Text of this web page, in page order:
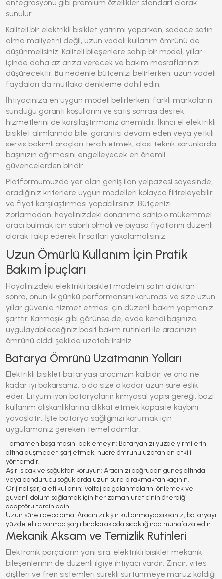
entegrasyonu gibi premium özellikler standart olarak
sunulur.
Kaliteli bir elektrikli bisiklet yatırımı yaparken, sadece satın
alma maliyetini değil, uzun vadeli kullanım ömrünü de
düşünmelisiniz. Kaliteli bileşenlere sahip bir model, yıllar
içinde daha az arıza verecek ve bakım masraflarınızı
düşürecektir. Bu nedenle bütçenizi belirlerken, uzun vadeli
faydaları da mutlaka denkleme dahil edin.
İhtiyacınıza en uygun modeli belirlerken, farklı markaların
sunduğu garanti koşullarını ve satış sonrası destek
hizmetlerini de karşılaştırmanız önemlidir. İkinci el elektrikli
bisiklet alımlarında bile, garantisi devam eden veya yetkili
servis bakımlı araçları tercih etmek, olası teknik sorunlarda
başınızın ağrımasını engelleyecek en önemli
güvencelerden biridir.
Platformumuzda yer alan geniş ilan yelpazesi sayesinde,
aradığınız kriterlere uygun modelleri kolayca filtreleyebilir
ve fiyat karşılaştırması yapabilirsiniz. Bütçenizi
zorlamadan, hayalinizdeki donanıma sahip o mükemmel
aracı bulmak için sabırlı olmalı ve piyasa fiyatlarını düzenli
olarak takip ederek fırsatları yakalamalısınız.
Uzun Ömürlü Kullanım İçin Pratik
Bakım İpuçları
Hayalinizdeki elektrikli bisiklet modelini satın aldıktan
sonra, onun ilk günkü performansını koruması ve size uzun
yıllar güvenle hizmet etmesi için düzenli bakım yapmanız
şarttır. Karmaşık gibi görünse de, evde kendi başınıza
uygulayabileceğiniz basit bakım rutinleri ile aracınızın
ömrünü ciddi şekilde uzatabilirsiniz.
Batarya Ömrünü Uzatmanın Yolları
Elektrikli bisiklet bataryası aracınızın kalbidir ve ona ne
kadar iyi bakarsanız, o da size o kadar uzun süre eşlik
eder. Lityum iyon bataryaların kimyasal yapısı gereği, bazı
kullanım alışkanlıklarına dikkat etmek kapasite kaybını
yavaşlatır. İşte batarya sağlığınızı korumak için
uygulamanız gereken temel adımlar:
Tamamen boşalmasını beklemeyin: Bataryanızı yüzde yirmilerin
altına düşmeden şarj etmek, hücre ömrünü uzatan en etkili
yöntemdir.
Aşırı sıcak ve soğuktan koruyun: Aracınızı doğrudan güneş altında
veya dondurucu soğuklarda uzun süre bırakmaktan kaçının.
Orijinal şarj aleti kullanın: Voltaj dalgalanmalarını önlemek ve
güvenli dolum sağlamak için her zaman üreticinin önerdiği
adaptörü tercih edin.
Uzun süreli depolama: Aracınızı kışın kullanmayacaksanız, bataryayı
yüzde elli civarında şarjlı bırakarak oda sıcaklığında muhafaza edin.
Mekanik Aksam ve Temizlik Rutinleri
Elektronik parçaların yanı sıra, elektrikli bisiklet mekanik
bileşenlerinin de düzenli ilgiye ihtiyacı vardır. Zincir, vites
dişlileri ve fren sistemleri sürekli sürtünmeye maruz kaldığı